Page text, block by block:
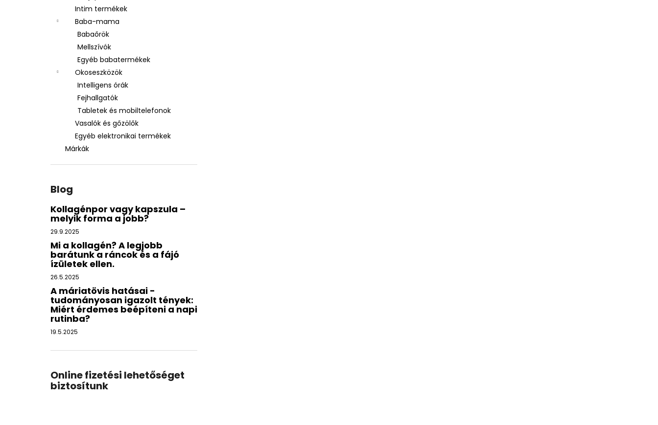
Intim termékek
Baba-mama
Babaőrök
Mellszívók
Egyéb babatermékek
Okoseszközök
Intelligens órák
Fejhallgatók
Tabletek és mobiltelefonok
Vasalók és gőzölők
Egyéb elektronikai termékek
Márkák
Blog
Kollagénpor vagy kapszula –
melyik forma a jobb?
29.9.2025
Mi a kollagén? A legjobb
barátunk a ráncok és a fájó
ízületek ellen.
26.5.2025
A máriatövis hatásai -
tudományosan igazolt tények:
Miért érdemes beépíteni a napi
rutinba?
19.5.2025
Online fizetési lehetőséget
biztosítunk